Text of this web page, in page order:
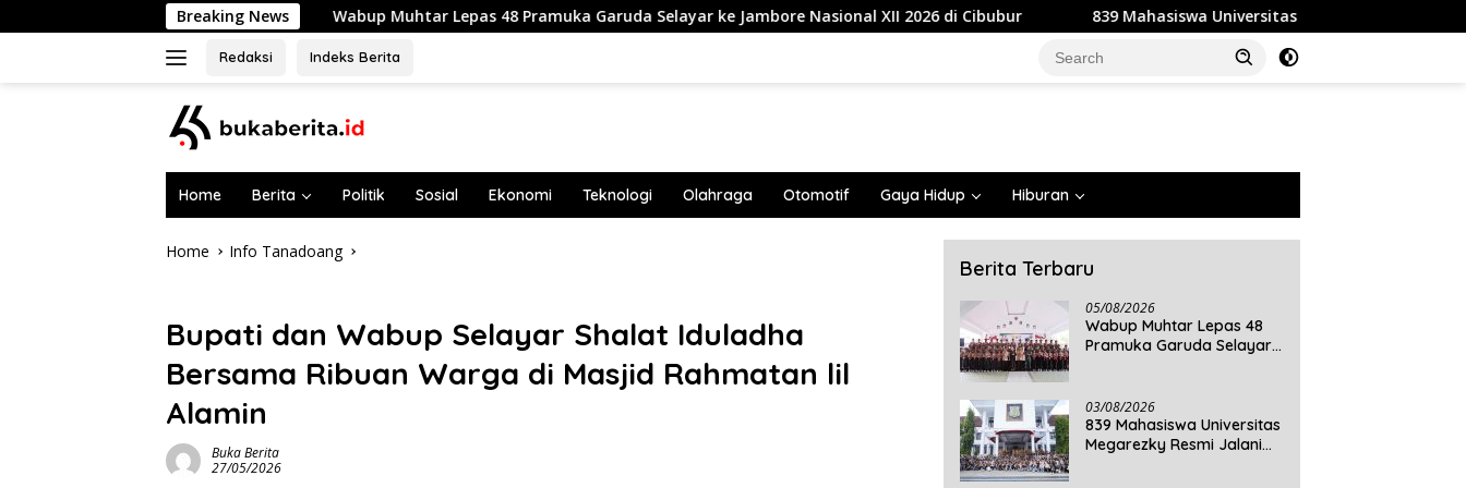
to
Breaking News
Wabup Muhtar Lepas 48 Pramuka Garuda Selayar ke Jambore Nasional XII 2026 di Cibubur 839 Mahasiswa Universitas Megarezky Resmi Jalani KKN Tematik,
Redaksi Indeks Berita
Home Berita Politik Sosial Ekonomi Teknologi Olahraga Otomotif Gaya Hidup Hiburan
Home Info Tanadoang
Bupati dan Wabup Selayar Shalat Iduladha
Bersama Ribuan Warga di Masjid Rahmatan lil
Alamin
Buka Berita
27/05/2026
Berita Terbaru
05/08/2026
Wabup Muhtar Lepas 48
Pramuka Garuda Selayar
03/08/2026
839 Mahasiswa Universitas
Megarezky Resmi Jalani